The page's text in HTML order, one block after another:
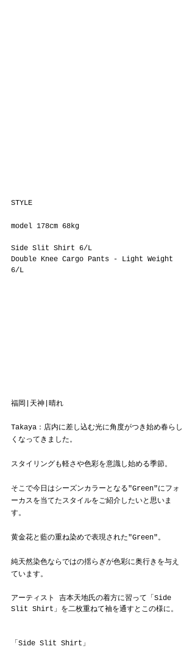
STYLE
model 178cm 68kg
Side Slit Shirt 6/L
Double Knee Cargo Pants - Light Weight
6/L
福岡|天神|晴れ
Takaya：店内に差し込む光に角度がつき始め春らし
くなってきました。
スタイリングも軽さや色彩を意識し始める季節。
そこで今日はシーズンカラーとなる"Green"にフォ
ーカスを当てたスタイルをご紹介したいと思いま
す。
黄金花と藍の重ね染めで表現された"Green"。
純天然染色ならではの揺らぎが色彩に奥行きを与え
ています。
アーティスト 吉本天地氏の着方に習って「Side
Slit Shirt」を二枚重ねて袖を通すとこの様に。
「Side Slit Shirt」